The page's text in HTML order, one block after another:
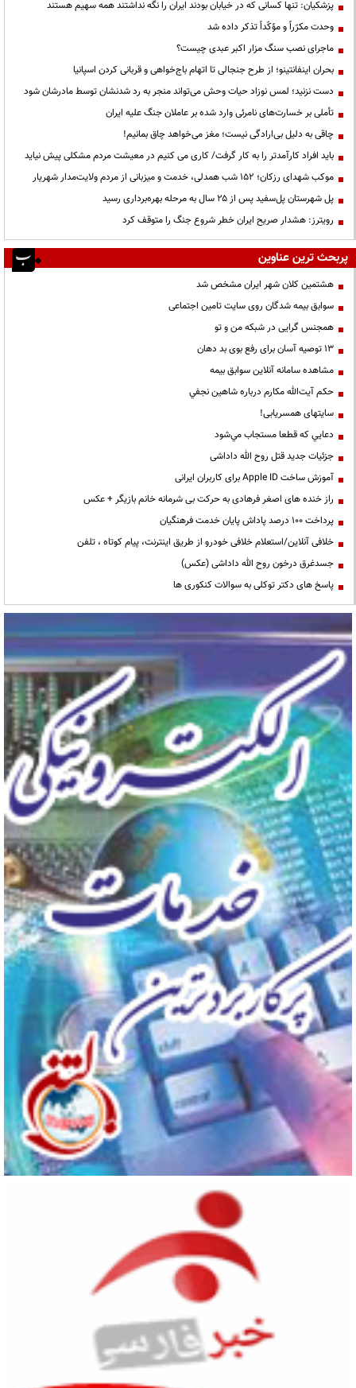
پزشکیان: تنها کسانی که در خیابان بودند ایران را نگه نداشتند همه سهیم هستند
وحدت مکرّراً و مؤکّداً تذکر داده شد
ماجرای نصب سنگ مزار اکبر عبدی چیست؟
بحران اینفانتینو؛ از طرح جنجالی تا اتهام باج‌خواهی و قربانی کردن اسپانیا
دست نزنید؛ لمس نوزاد حیات وحش می‌تواند منجر به رد شدنشان توسط مادرشان شود
تأملی بر خسارت‌های نامرئی وارد شده بر عاملان جنگ علیه ایران
چاقی به دلیل بی‌ارادگی نیست؛ مغز می‌خواهد چاق بمانیم!
باید افراد کارآمدتر را به کار گرفت/ کاری می کنیم در معیشت مردم مشکلی پیش نیاید
موکب شهدای رزکان؛ ۱۵۲ شب همدلی، خدمت و میزبانی از مردم ولایت‌مدار شهریار
پل شهرستان پل‌سفید پس از ۲۵ سال به مرحله بهره‌برداری رسید
رویترز: هشدار صریح ایران خطر شروع جنگ را متوقف کرد
پربحث ترین عناوین
هشتمین کلان شهر ایران مشخص شد
سوابق بیمه شدگان روی سایت تامین اجتماعی
همجنس گرایی در شبکه من و تو
13 توصیه آسان برای رفع بوی بد دهان
مشاهده سامانه آنلاين سوابق بیمه
حكم آيت‌الله مكارم درباره شاهين نجفي
سایتهای همسریابی!
دعايي كه قطعا مستجاب مي‌شود
جزئیات جدید قتل روح الله داداشی
آموزش ساخت Apple ID برای کاربران ایرانی
راز خنده های اصغر فرهادی به حرکت بی شرمانه خانم بازیگر + عکس
پرداخت ۱۰۰ درصد پاداش پایان خدمت فرهنگیان
خلافی آنلاین/استعلام خلافی خودرو از طریق اینترنت، پیام کوتاه ، تلفن
جسدغرق درخون روح الله داداشی (عکس)
پاسخ های دکتر توکلی به سوالات کنکوری ها